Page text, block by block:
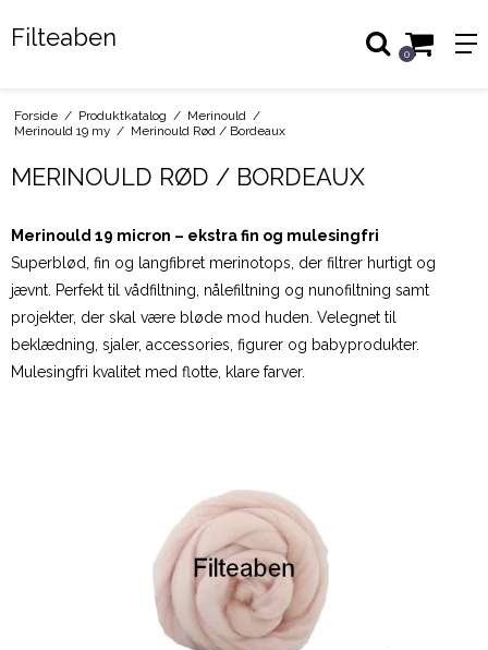
Filteaben
0
Forside / Produktkatalog / Merinould /
Merinould 19 my / Merinould Rød / Bordeaux
MERINOULD RØD / BORDEAUX
Merinould 19 micron – ekstra fin og mulesingfri
Superblød, fin og langfibret merinotops, der filtrer hurtigt og
jævnt. Perfekt til vådfiltning, nålefiltning og nunofiltning samt
projekter, der skal være bløde mod huden. Velegnet til
beklædning, sjaler, accessories, figurer og babyprodukter.
Mulesingfri kvalitet med flotte, klare farver.